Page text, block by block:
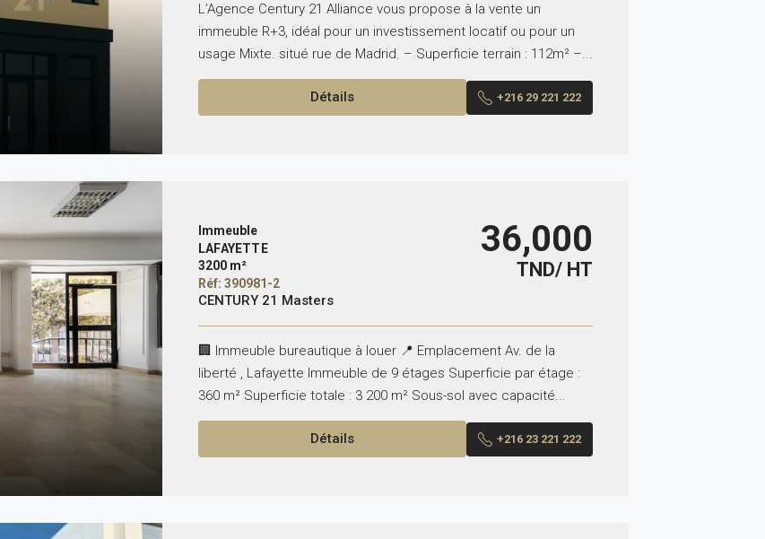
L’Agence Century 21 Alliance vous propose à la vente un
immeuble R+3, idéal pour un investissement locatif ou pour un
usage Mixte. situé rue de Madrid. – Superficie terrain : 112m² –...
Détails +216 29 221 222
Immeuble
LAFAYETTE
3200 m²
Réf: 390981-2
CENTURY 21 Masters
36,000
TND/ HT
🏢 Immeuble bureautique à louer 📍 Emplacement Av. de la
liberté , Lafayette Immeuble de 9 étages Superficie par étage :
360 m² Superficie totale : 3 200 m² Sous-sol avec capacité...
Détails +216 23 221 222